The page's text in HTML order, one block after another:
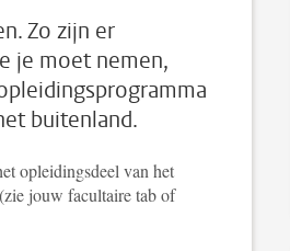
Zo zijn er
je moet nemen,
buitenland.
opleidingsdeel van het
jouw facultaire tab of